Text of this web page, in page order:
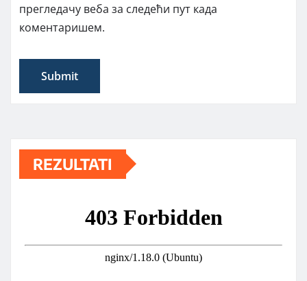
прегледачу веба за следећи пут када
коментаришем.
REZULTATI